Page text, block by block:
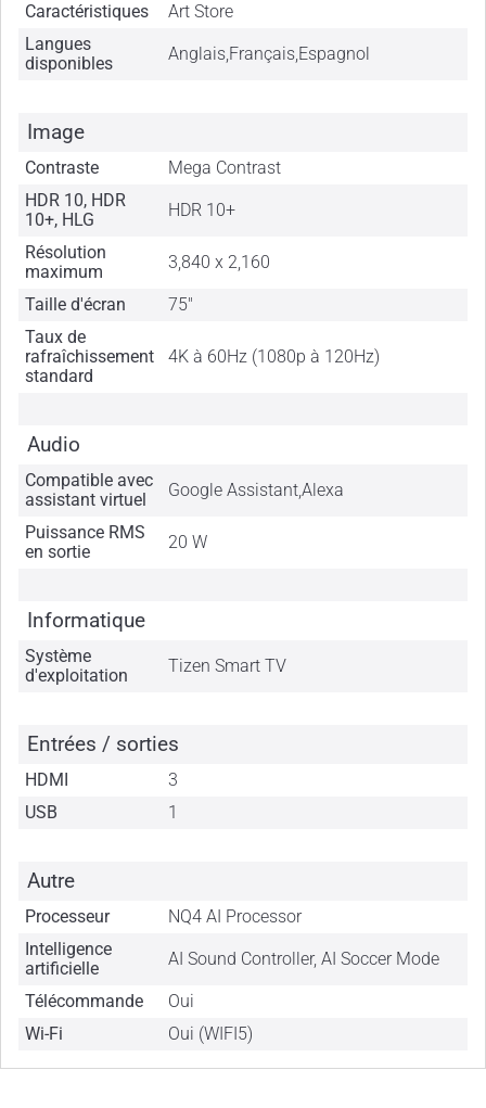
Caractéristiques
Art Store
Langues
disponibles
Anglais,Français,Espagnol
Image
Contraste
Mega Contrast
HDR 10, HDR
10+, HLG
HDR 10+
Résolution
maximum
3,840 x 2,160
Taille d'écran
75"
Taux de
rafraîchissement
standard
4K à 60Hz (1080p à 120Hz)
Audio
Compatible avec
assistant virtuel
Google Assistant,Alexa
Puissance RMS
en sortie
20 W
Informatique
Système
d'exploitation
Tizen Smart TV
Entrées / sorties
HDMI
3
USB
1
Autre
Processeur
NQ4 AI Processor
Intelligence
artificielle
AI Sound Controller, AI Soccer Mode
Télécommande
Oui
Wi-Fi
Oui (WIFI5)